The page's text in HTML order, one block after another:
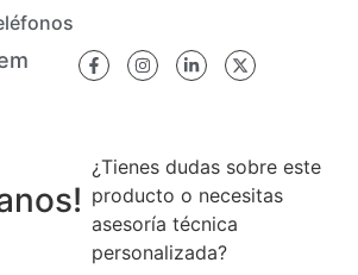
¿Tienes dudas sobre este
producto o necesitas
asesoría técnica
personalizada?